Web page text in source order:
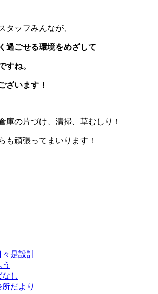
タッフみんなが、
過ごせる環境をめざして
すね。
ざいます！
庫の片づけ、清掃、草むしり！
も頑張ってまいります！
々是設計
し
だより